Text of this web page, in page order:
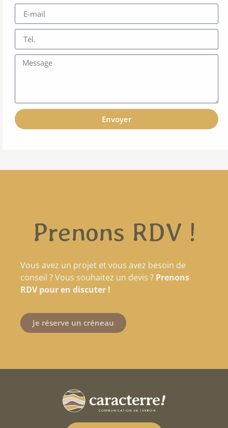
Envoyer
Prenons RDV !
Vous avez un projet et vous avez besoin de
conseil ? Vous souhaitez un devis ? Prenons
RDV pour en discuter !
Je réserve un créneau